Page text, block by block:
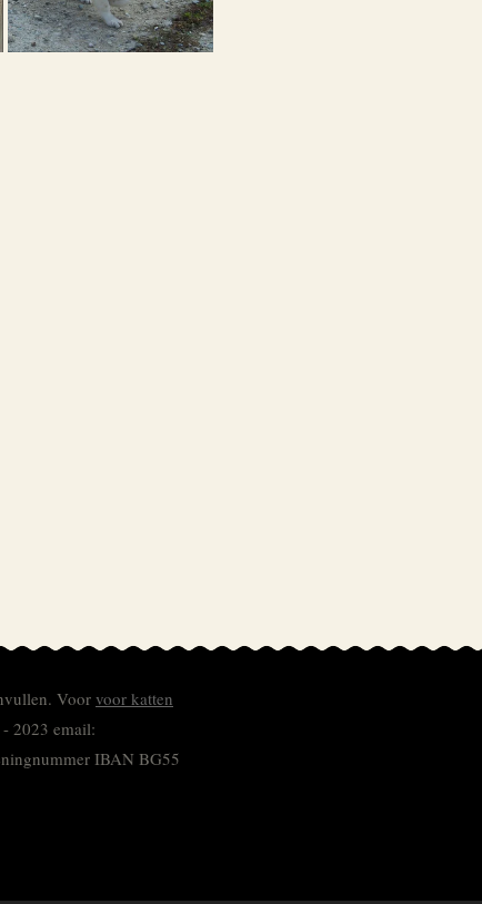
Voor voor katten
2023 email:
IBAN BG55